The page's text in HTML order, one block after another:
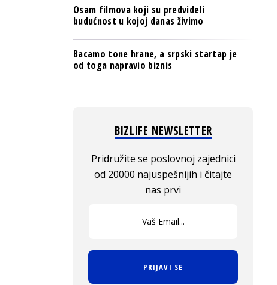
Osam filmova koji su predvideli
budućnost u kojoj danas živimo
Bacamo tone hrane, a srpski startap je
od toga napravio biznis
BIZLIFE NEWSLETTER
Pridružite se poslovnoj zajednici
od 20000 najuspešnijih i čitajte
nas prvi
PRIJAVI SE